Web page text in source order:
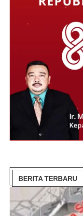
BERITA TERBARU